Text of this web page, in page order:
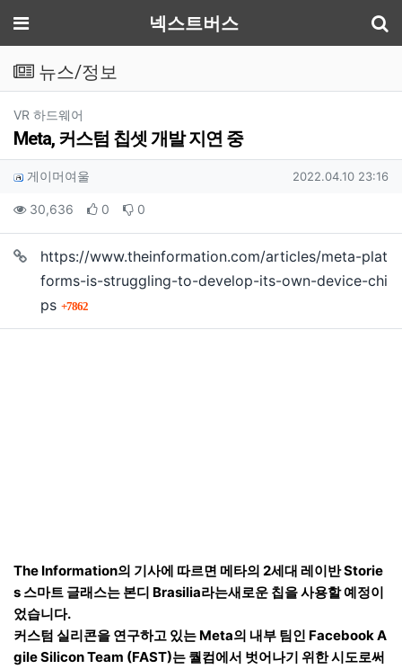
메뉴 넥스트버스
뉴스/정보
VR 하드웨어
Meta, 커스텀 칩셋 개발 지연 중
작성자 정보
게이머여울 작성일
2022.04.10 23:16
컨텐츠 정보
30,636 조회 0 추천 0
본문
https://www.theinformation.com/articles/meta-plat
forms-is-struggling-to-develop-its-own-device-chi
ps
7862회 연결
The Information의 기사에 따르면 메타의 2세대 레이반 Storie
s 스마트 글래스는 본디 Brasilia라는새로운 칩을 사용할 예정이
었습니다.
커스텀 실리콘을 연구하고 있는 Meta의 내부 팀인 Facebook A
gile Silicon Team (FAST)는 퀄컴에서 벗어나기 위한 시도로써